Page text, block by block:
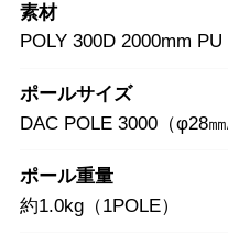
素材
POLY 300D 2000mm PU
ポールサイズ
DAC POLE 3000（φ28㎜
ポール重量
約1.0kg（1POLE）